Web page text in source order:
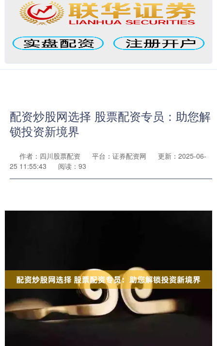
配资炒股网选择 股票配资专员：助您解
锁投资新境界
作者：四川股票配资 平台：证券配资网
更新：2025-06-
25 11:55:43
阅读：93